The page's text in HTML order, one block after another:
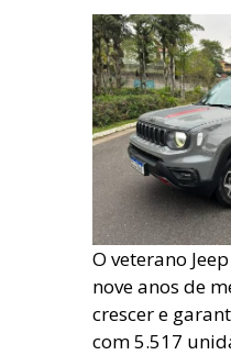
O veterano
nove anos de
crescer e
com 5.517